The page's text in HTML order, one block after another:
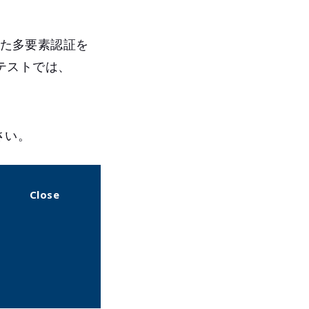
多要素認証を
トでは、
。